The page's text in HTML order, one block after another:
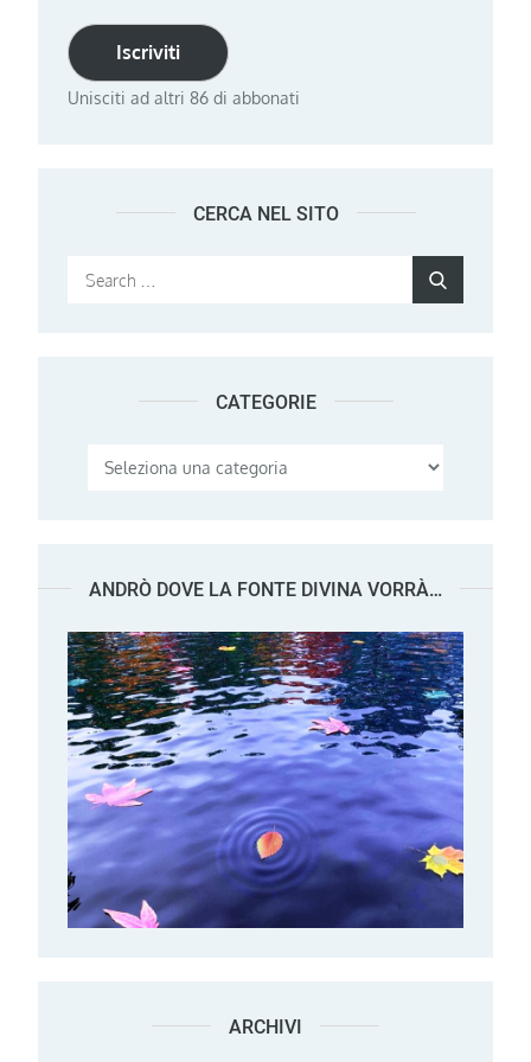
Iscriviti
Unisciti ad altri 86 di abbonati
CERCA NEL SITO
Search
CATEGORIE
Categorie
ANDRÒ DOVE LA FONTE DIVINA VORRÀ…
ARCHIVI Archivi